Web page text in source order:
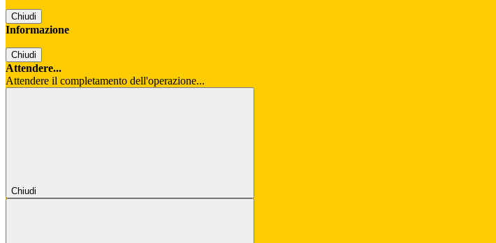
Chiudi
Informazione
Chiudi
Attendere...
Attendere il completamento dell'operazione...
Chiudi